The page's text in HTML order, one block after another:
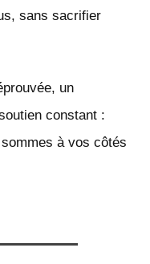
sans sacrifier
un
constant :
à vos côtés